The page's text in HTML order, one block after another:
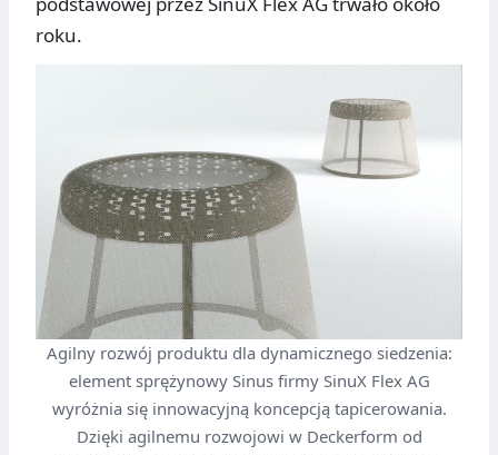
roku.
Agilny rozwój produktu dla dynamicznego siedzenia:
element sprężynowy Sinus firmy SinuX Flex AG
wyróżnia się innowacyjną koncepcją tapicerowania.
Dzięki agilnemu rozwojowi w Deckerform od